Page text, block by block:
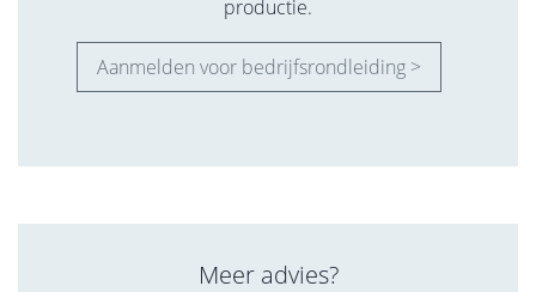
productie.
Aanmelden voor bedrijfsrondleiding >
Meer advies?